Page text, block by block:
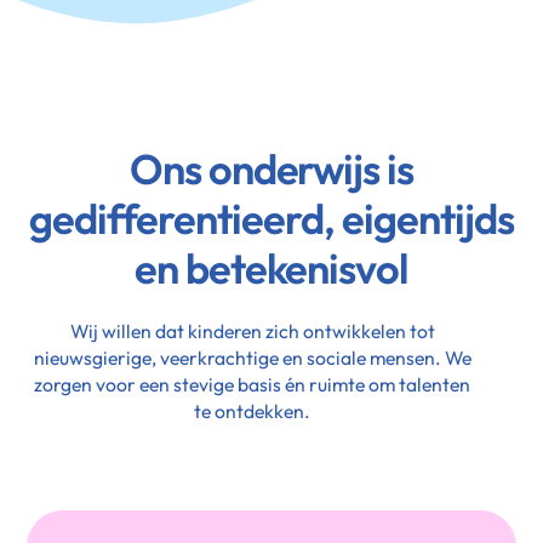
Ons onderwijs is
gedifferentieerd, eigentijds
en betekenisvol
Wij willen dat kinderen zich ontwikkelen tot
nieuwsgierige, veerkrachtige en sociale mensen. We
zorgen voor een stevige basis én ruimte om talenten
te ontdekken.